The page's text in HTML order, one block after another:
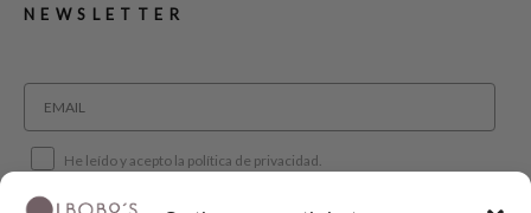
NEWSLETTER
He leído y acepto la política de privacidad.